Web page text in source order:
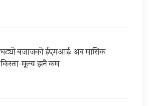
घट्यो बजाजको ईएमआई: अब मासिक
किस्ता-मूल्य झनै कम